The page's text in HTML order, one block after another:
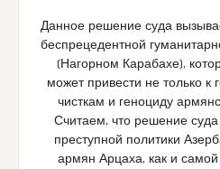
Данное решение суда
беспрецедентной
(Нагорном Карабахе),
может привести не только к
чисткам и геноциду
Считаем, что решение
преступной политики
армян Арцаха, как и